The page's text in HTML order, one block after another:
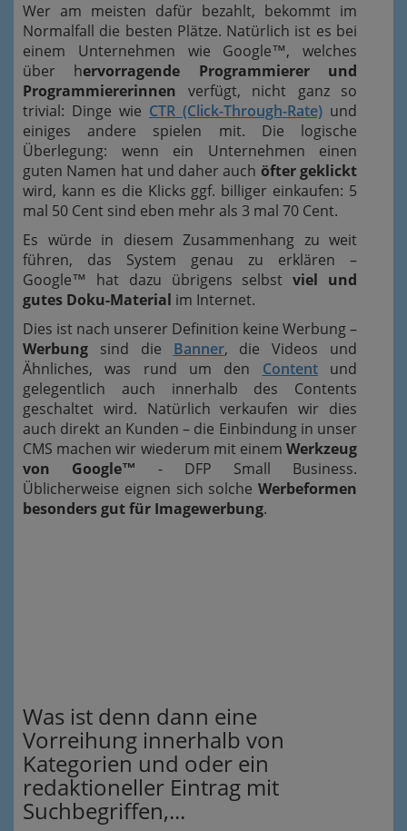
Wer am meisten dafür bezahlt, bekommt im
Normalfall die besten Plätze. Natürlich ist es bei
einem Unternehmen wie Google™, welches
über hervorragende Programmierer und
Programmiererinnen verfügt, nicht ganz so
trivial: Dinge wie CTR (Click-Through-Rate) und
einiges andere spielen mit. Die logische
Überlegung: wenn ein Unternehmen einen
guten Namen hat und daher auch öfter geklickt
wird, kann es die Klicks ggf. billiger einkaufen: 5
mal 50 Cent sind eben mehr als 3 mal 70 Cent.
Es würde in diesem Zusammenhang zu weit
führen, das System genau zu erklären –
Google™ hat dazu übrigens selbstviel und
gutes Doku-Material im Internet.
Dies ist nach unserer Definition keine Werbung –
Werbung sind die Banner, die Videos und
Ähnliches, was rund um den Contentund
gelegentlich auch innerhalb des Contents
geschaltet wird. Natürlich verkaufen wir dies
auch direkt an Kunden – die Einbindung in unser
CMS machen wir wiederum mit einem Werkzeug
von Google™ - DFP Small Business.
Üblicherweise eignen sich solche Werbeformen
besonders gut für Imagewerbung.
Was ist denn dann eine
Vorreihung innerhalb von
Kategorien und oder ein
redaktioneller Eintrag mit
Suchbegriffen,...